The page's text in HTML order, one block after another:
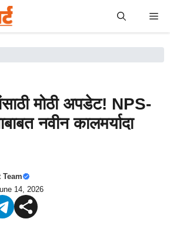
मोठी अपडेट! NPS-
नवीन कालमर्यादा
Team
14, 2026